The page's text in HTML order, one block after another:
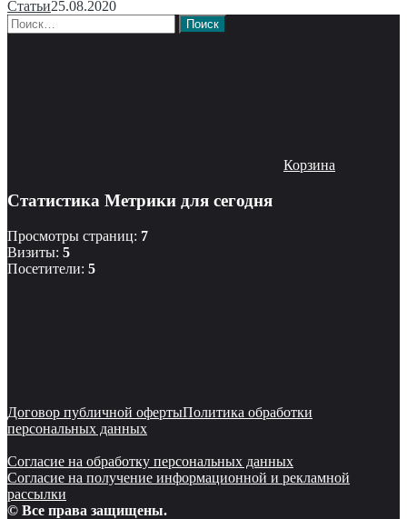
Статьи25.08.2020
Найти:
Корзина
Статистика Метрики для сегодня
Просмотры страниц: 7
Визиты: 5
Посетители: 5
Договор публичной офертыПолитика обработки
персональных данных
Согласие на обработку персональных данных
Согласие на получение информационной и рекламной
рассылки
© Все права защищены.